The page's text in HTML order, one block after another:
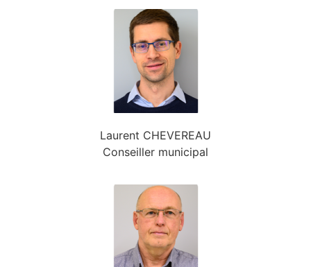
Laurent CHEVEREAU
Conseiller municipal